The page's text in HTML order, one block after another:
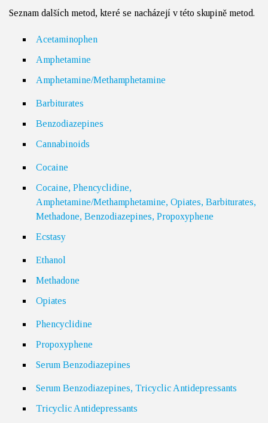
Seznam dalších metod, které se nacházejí v této skupině metod.
Acetaminophen
Amphetamine
Amphetamine/Methamphetamine
Barbiturates
Benzodiazepines
Cannabinoids
Cocaine
Cocaine, Phencyclidine,
Amphetamine/Methamphetamine, Opiates, Barbiturates,
Methadone, Benzodiazepines, Propoxyphene
Ecstasy
Ethanol
Methadone
Opiates
Phencyclidine
Propoxyphene
Serum Benzodiazepines
Serum Benzodiazepines, Tricyclic Antidepressants
Tricyclic Antidepressants